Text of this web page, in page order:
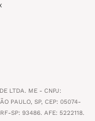
LTDA. ME - CNPJ:
PAULO, SP, CEP: 05074-
SP: 93486. AFE: 5222118.